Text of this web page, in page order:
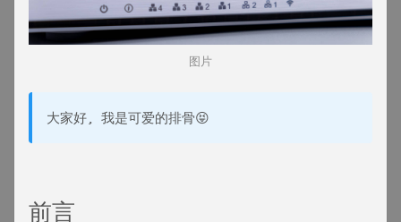
图片
大家好, 我是可爱的排骨😝
前言